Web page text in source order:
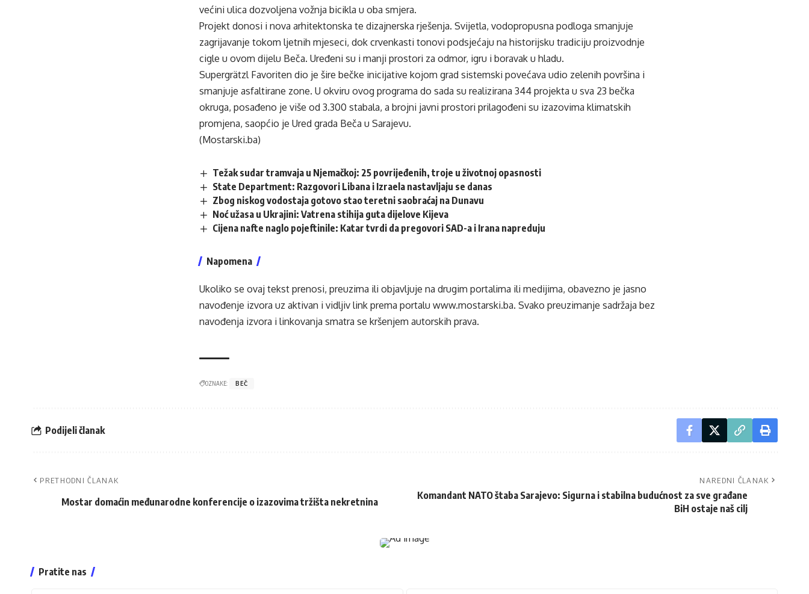
većini ulica dozvoljena vožnja bicikla u oba smjera.
Projekt donosi i nova arhitektonska te dizajnerska rješenja. Svijetla, vodopropusna podloga smanjuje
zagrijavanje tokom ljetnih mjeseci, dok crvenkasti tonovi podsjećaju na historijsku tradiciju proizvodnje
cigle u ovom dijelu Beča. Uređeni su i manji prostori za odmor, igru i boravak u hladu.
Supergrätzl Favoriten dio je šire bečke inicijative kojom grad sistemski povećava udio zelenih površina i
smanjuje asfaltirane zone. U okviru ovog programa do sada su realizirana 344 projekta u sva 23 bečka
okruga, posađeno je više od 3.300 stabala, a brojni javni prostori prilagođeni su izazovima klimatskih
promjena, saopćio je Ured grada Beča u Sarajevu.
(Mostarski.ba)
Težak sudar tramvaja u Njemačkoj: 25 povrijeđenih, troje u životnoj opasnosti
State Department: Razgovori Libana i Izraela nastavljaju se danas
Zbog niskog vodostaja gotovo stao teretni saobraćaj na Dunavu
Noć užasa u Ukrajini: Vatrena stihija guta dijelove Kijeva
Cijena nafte naglo pojeftinile: Katar tvrdi da pregovori SAD-a i Irana napreduju
Napomena
Ukoliko se ovaj tekst prenosi, preuzima ili objavljuje na drugim portalima ili medijima, obavezno je jasno
navođenje izvora uz aktivan i vidljiv link prema portalu www.mostarski.ba. Svako preuzimanje sadržaja bez
navođenja izvora i linkovanja smatra se kršenjem autorskih prava.
OZNAKE: BEČ
Podijeli članak
PRETHODNI ČLANAK
Mostar domaćin međunarodne konferencije o izazovima tržišta nekretnina
NAREDNI ČLANAK
Komandant NATO štaba Sarajevo: Sigurna i stabilna budućnost za sve građane
BiH ostaje naš cilj
Pratite nas